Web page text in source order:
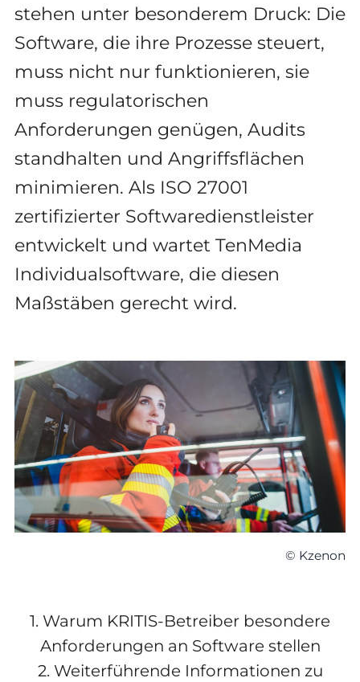
stehen unter besonderem Druck: Die
Software, die ihre Prozesse steuert,
muss nicht nur funktionieren, sie
muss regulatorischen
Anforderungen genügen, Audits
standhalten und Angriffsflächen
minimieren. Als ISO 27001
zertifizierter Softwaredienstleister
entwickelt und wartet TenMedia
Individualsoftware, die diesen
Maßstäben gerecht wird.
© Kzenon
1. Warum KRITIS-Betreiber besondere
Anforderungen an Software stellen
2. Weiterführende Informationen zu